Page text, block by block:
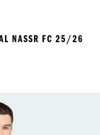
AL NASSR FC 25/26